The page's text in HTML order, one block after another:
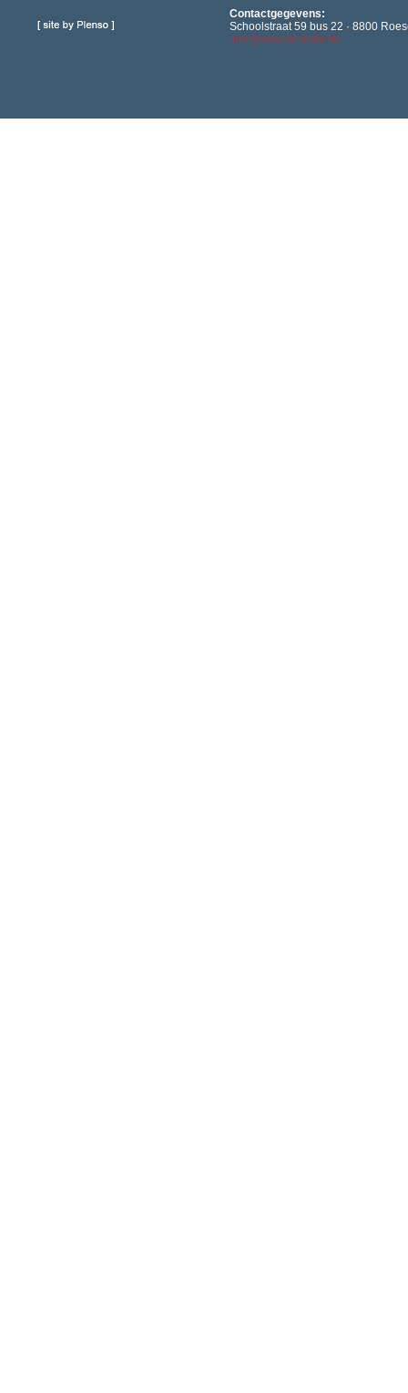
Contactgegevens:
Schoolstraat 59 bus 22 · 8800
info@antoonbulcke.be